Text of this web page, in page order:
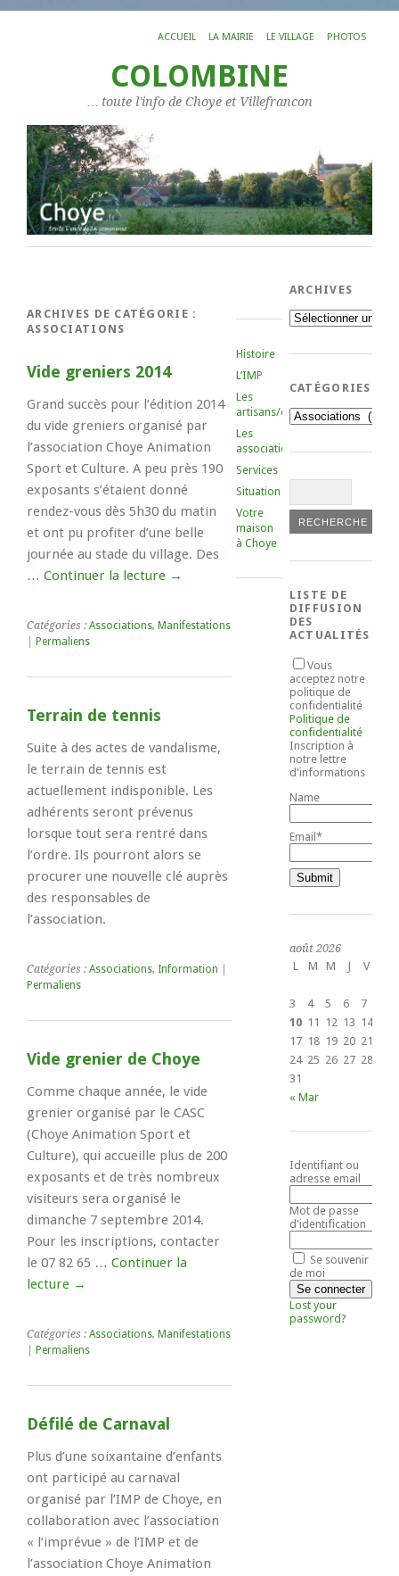
ACCUEIL LA MAIRIE LE VILLAGE PHOTOS
COLOMBINE
… toute l'info de Choye et Villefrancon
ARCHIVES DE CATÉGORIE :
ASSOCIATIONS
Vide greniers 2014
Grand succès pour l’édition 2014
du vide greniers organisé par
l’association Choye Animation
Sport et Culture. A peu près 190
exposants s’étaient donné
rendez-vous dès 5h30 du matin
et ont pu profiter d’une belle
journée au stade du village. Des
… Continuer la lecture →
Catégories : Associations, Manifestations
Permaliens
Terrain de tennis
Suite à des actes de vandalisme,
le terrain de tennis est
actuellement indisponible. Les
adhérents seront prévenus
lorsque tout sera rentré dans
l’ordre. Ils pourront alors se
procurer une nouvelle clé auprès
des responsables de
l’association.
Catégories : Associations, Information
Permaliens
Vide grenier de Choye
Comme chaque année, le vide
grenier organisé par le CASC
(Choye Animation Sport et
Culture), qui accueille plus de 200
exposants et de très nombreux
visiteurs sera organisé le
dimanche 7 septembre 2014.
Pour les inscriptions, contacter
le 07 82 65 … Continuer la
lecture →
Catégories : Associations, Manifestations
Permaliens
Défilé de Carnaval
Plus d’une soixantaine d’enfants
ont participé au carnaval
organisé par l’IMP de Choye, en
collaboration avec l’association
« l’imprévue » de l’IMP et de
l’association Choye Animation
Histoire
L’IMP
Les
artisans/commerçants
Les
associations
Services
Situation
Votre
maison
à Choye
ARCHIVES
Archives
CATÉGORIES
Catégories
LISTE DE
DIFFUSION
DES
ACTUALITÉS
Vous
acceptez notre
politique de
confidentialité
Politique de
confidentialité
Inscription à
notre lettre
d'informations
Name
Email*
août 2026
L
M M J V
3
4 5 6 7
10 11 12 13 14
17 18 19 20 21
24 25 26 27 28
31
« Mar
Identifiant ou
adresse email
Mot de passe
d'identification
Se souvenir
de moi
Lost your
password?